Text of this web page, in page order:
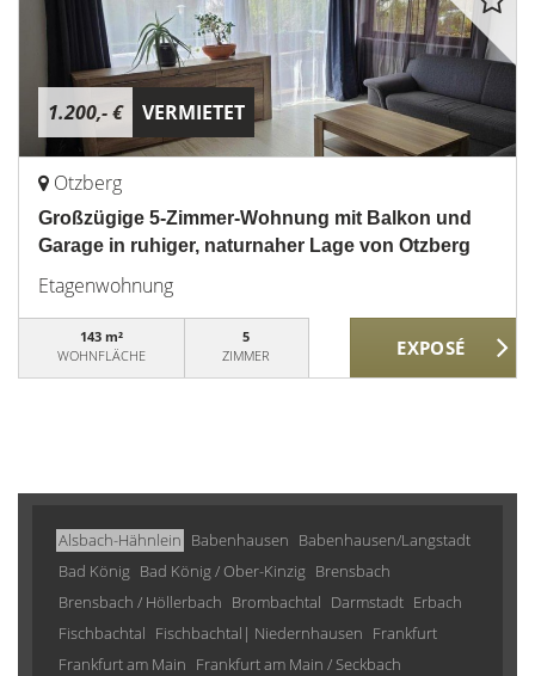
1.200,- € VERMIETET
Otzberg
Großzügige 5-Zimmer-Wohnung mit Balkon und
Garage in ruhiger, naturnaher Lage von Otzberg
Etagenwohnung
143 m²
WOHNFLÄCHE
5
ZIMMER
Alsbach-Hähnlein Babenhausen Babenhausen/Langstadt
Bad König Bad König / Ober-Kinzig Brensbach
Brensbach / Höllerbach Brombachtal Darmstadt Erbach
Fischbachtal Fischbachtal| Niedernhausen Frankfurt
Frankfurt am Main Frankfurt am Main / Seckbach